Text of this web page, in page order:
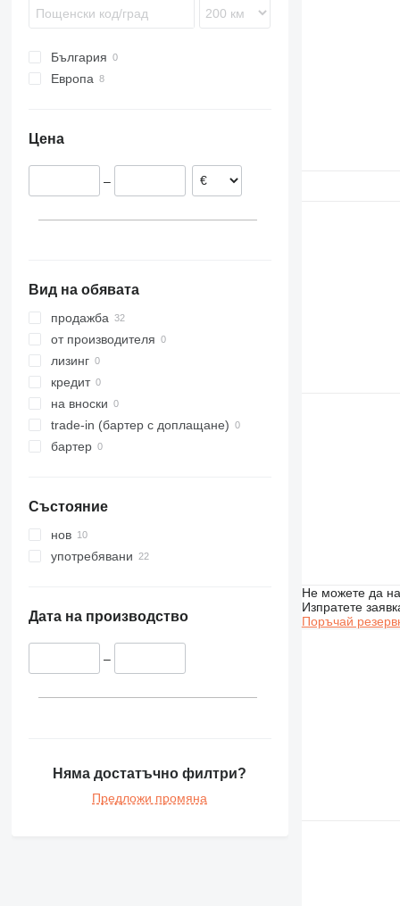
D8
D11
D250
PL
България
Европа
Полша
Литва
Цена
–
Вид на обявата
продажба
от производителя
лизинг
кредит
на вноски
trade-in (бартер с доплащане)
бартер
Състояние
нов
употребявани
Дата на производство
–
Няма достатъчно филтри?
Предложи промяна
Не можете да
Изпратете
Поръчай